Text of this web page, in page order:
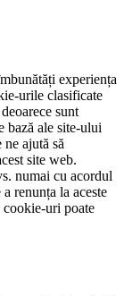
experiența
urile clasificate
sunt
bază ale site-ului
ajută să
site web.
numai cu acordul
renunța la aceste
cookie-uri poate